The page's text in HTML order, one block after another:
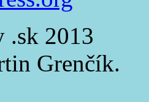
.sk 2013
Grenčík.